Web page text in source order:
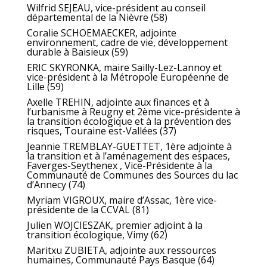
Wilfrid SEJEAU, vice-président au conseil
départemental de la Nièvre (58)
Coralie SCHOEMAECKER, adjointe
environnement, cadre de vie, développement
durable à Baisieux (59)
ERIC SKYRONKA, maire Sailly-Lez-Lannoy et
vice-président à la Métropole Européenne de
Lille (59)
Axelle TREHIN, adjointe aux finances et à
l’urbanisme à Reugny et 2ème vice-présidente à
la transition écologique et à la prévention des
risques, Touraine est-Vallées (37)
Jeannie TREMBLAY-GUETTET, 1ère adjointe à
la transition et à l’aménagement des espaces,
Faverges-Seythenex , Vice-Présidente à la
Communauté de Communes des Sources du lac
d’Annecy (74)
Myriam VIGROUX, maire d’Assac, 1ère vice-
présidente de la CCVAL (81)
Julien WOJCIESZAK, premier adjoint à la
transition écologique, Vimy (62)
Maritxu ZUBIETA, adjointe aux ressources
humaines, Communauté Pays Basque (64)